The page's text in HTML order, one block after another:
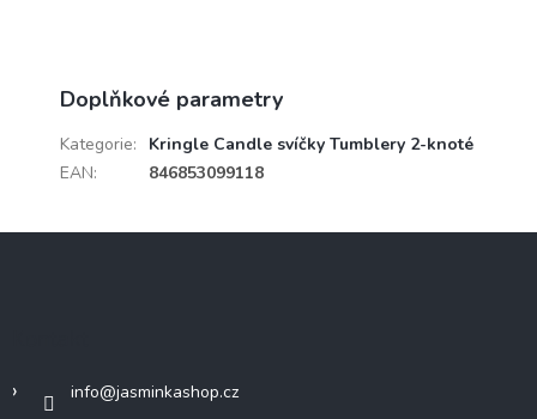
Doplňkové parametry
Kategorie:
Kringle Candle svíčky Tumblery 2-knoté
EAN: 846853099118
info@jasminkashop.cz